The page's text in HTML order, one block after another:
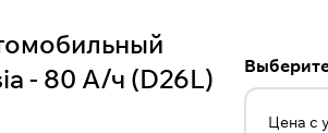
- 80 А/ч (D26L)
Цена с